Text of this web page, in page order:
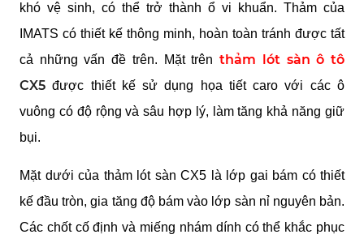
khó vệ sinh, có thể trở thành ổ vi khuẩn. Thảm của
IMATS có thiết kế thông minh, hoàn toàn tránh được tất
cả những vấn đề trên. Mặt trênthảm lót sàn ô tô
CX5 được thiết kế sử dụng họa tiết caro với các ô
vuông có độ rộng và sâu hợp lý, làm tăng khả năng giữ
bụi.
Mặt dưới của thảm lót sàn CX5 là lớp gai bám có thiết
kế đầu tròn, gia tăng độ bám vào lớp sàn nỉ nguyên bản.
Các chốt cố định và miếng nhám dính có thể khắc phục